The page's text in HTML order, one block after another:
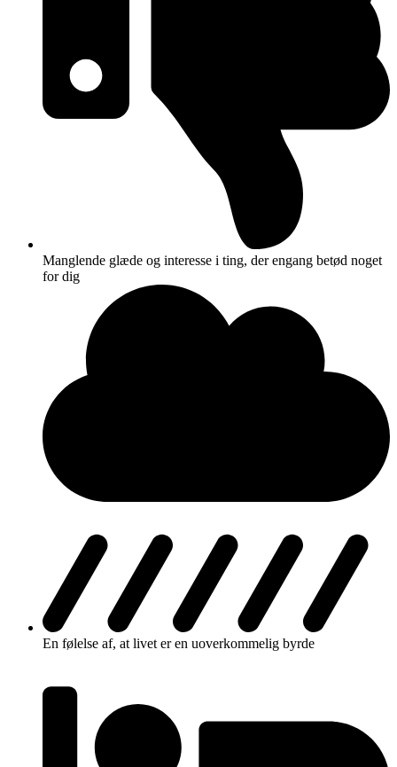
Manglende glæde og interesse i ting, der engang betød noget
for dig
En følelse af, at livet er en uoverkommelig byrde